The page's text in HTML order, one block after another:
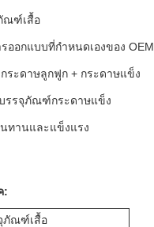
ณฑ์เสื้อ
ออกแบบที่กำหนดเองของ OEM
ระดาษลูกฟูก + กระดาษแข็ง
รรจุภัณฑ์กระดาษแข็ง
ทานและแข็งแรง
:
ภัณฑ์เสื้อ